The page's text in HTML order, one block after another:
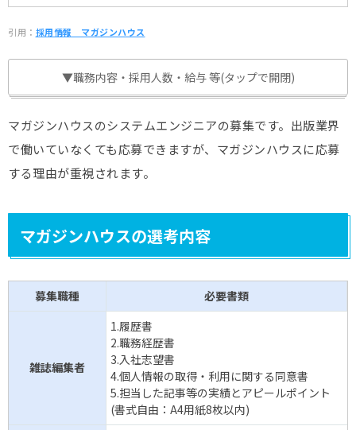
引用： 採用情報＿マガジンハウス
▼職務内容・採用人数・給与 等(タップで開閉)
マガジンハウスのシステムエンジニアの募集です。出版業界
で働いていなくても応募できますが、マガジンハウスに応募
する理由が重視されます。
マガジンハウスの選考内容
募集職種 必要書類
雑誌編集者
1.履歴書
2.職務経歴書
3.入社志望書
4.個人情報の取得・利用に関する同意書
5.担当した記事等の実績とアピールポイント
(書式自由：A4用紙8枚以内)